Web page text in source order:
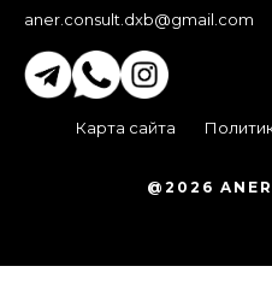
aner.consult.dxb@gmail.com
Карта сайта
@2026